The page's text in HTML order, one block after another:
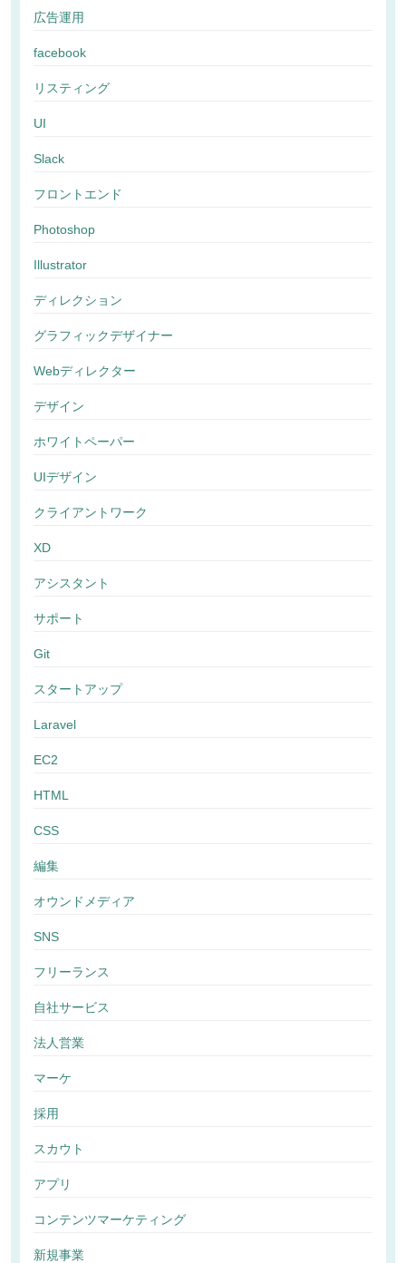
広告運用
facebook
リスティング
UI
Slack
フロントエンド
Photoshop
Illustrator
ディレクション
グラフィックデザイナー
Webディレクター
デザイン
ホワイトペーパー
UIデザイン
クライアントワーク
XD
アシスタント
サポート
Git
スタートアップ
Laravel
EC2
HTML
CSS
編集
オウンドメディア
SNS
フリーランス
自社サービス
法人営業
マーケ
採用
スカウト
アプリ
コンテンツマーケティング
新規事業